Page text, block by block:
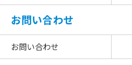
お問い合わせ
お問い合わせ